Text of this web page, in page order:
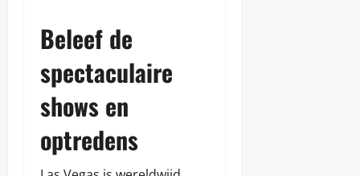
Beleef de
spectaculaire
shows en
optredens